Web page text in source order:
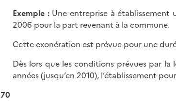
Exemple : Une entreprise à établissement
2006 pour la part revenant à la commune.
Cette exonération est prévue pour une
Dès lors que les conditions prévues par
années (jusqu’en 2010), l’établissement
70